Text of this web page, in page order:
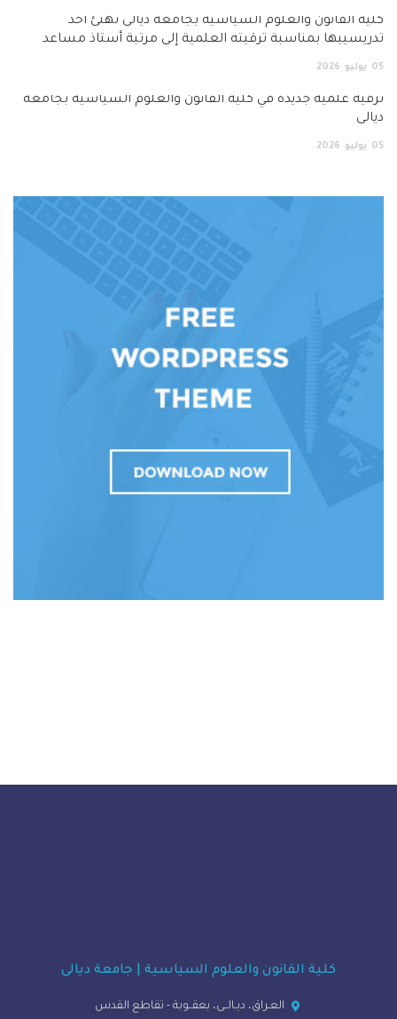
والعلوم السياسية بجامعة ديالى تهنئ أحد
ترقيته العلمية إلى مرتبة أستاذ مساعد
جديدة في كلية القانون والعلوم السياسية بجامعة
القانون والعلوم السياسية | جامعة ديالى
العـراق، ديـالــى، بعقــوبة - تقاطع القدس